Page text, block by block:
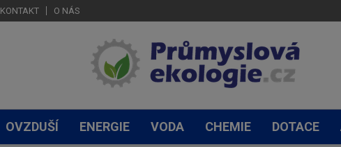
KONTAKT O NÁS
OVZDUŠÍ ENERGIE VODA CHEMIE DOTACE